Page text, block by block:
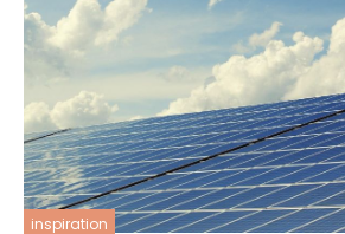
inspiration